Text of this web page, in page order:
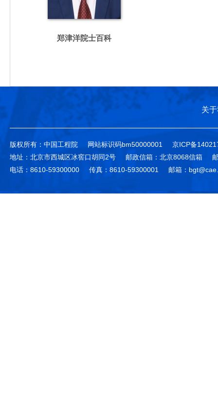
郑津洋院士百科
关
版权所有：中国工程院 网站标识码bm50000001
京ICP备
地址：北京市西城区冰窖口胡同2号
邮政信箱：北京8068信箱
电话：8610-59300000
传真：8610-59300001 邮箱：